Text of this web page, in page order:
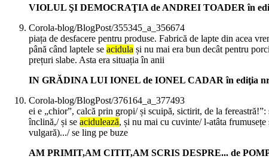
VIOLUL ŞI DEMOCRAŢIA de ANDREI TOADER în
Corola-blog/BlogPost/355345_a_356674
piața de desfacere pentru produse. Fabrică de lapte din acea
până când laptele se acidula și nu mai era bun decât pentru
prețuri slabe. Asta era situația în anii
IN GRĂDINA LUI IONEL de IONEL CADAR în ediţia nr.
Corola-blog/BlogPost/376164_a_377493
ei e „chior”, calcă prin gropi/ și scuipă, sictirit, de la
înclină,/ și se acidulează, și nu mai cu cuvinte/ l-atâta
vulgară).../ se ling pe buze
AM PRIMIT,AM CITIT,AM SCRIS DESPRE... de